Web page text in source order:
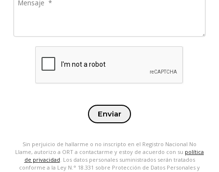
Enviar
Sin perjuicio de hallarme o no inscripto en el Registro Nacional No
Llame, autorizo a ORT a contactarme y estoy de acuerdo con su política
de privacidad . Los datos personales suministrados serán tratados
conforme a la Ley N.° 18.331 sobre Protección de Datos Personales y